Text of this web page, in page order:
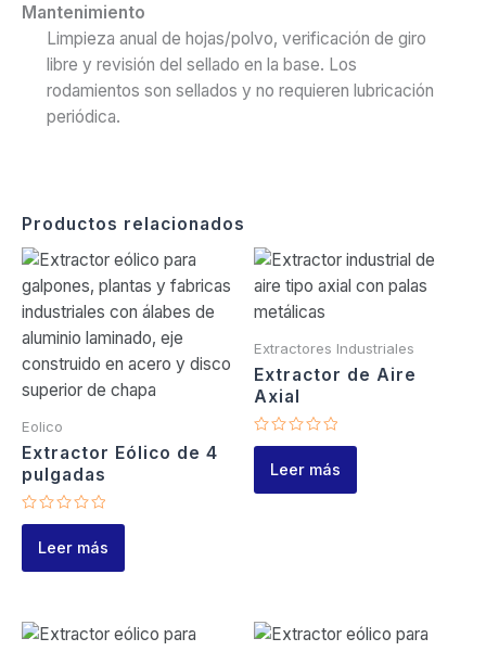
Mantenimiento
Limpieza anual de hojas/polvo, verificación de giro
libre y revisión del sellado en la base. Los
rodamientos son sellados y no requieren lubricación
periódica.
Productos relacionados
Eolico
Extractor Eólico de 4
pulgadas
Valorado
Leer más
Extractores Industriales
Extractor de Aire
Axial
Valorado
Leer más